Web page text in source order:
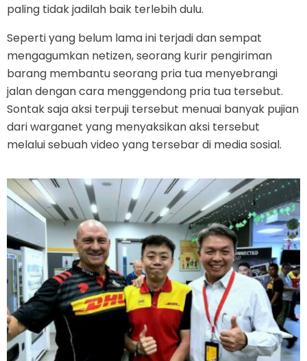
paling tidak jadilah baik terlebih dulu.
Seperti yang belum lama ini terjadi dan sempat
mengagumkan netizen, seorang kurir pengiriman
barang membantu seorang pria tua menyebrangi
jalan dengan cara menggendong pria tua tersebut.
Sontak saja aksi terpuji tersebut menuai banyak pujian
dari warganet yang menyaksikan aksi tersebut
melalui sebuah video yang tersebar di media sosial.